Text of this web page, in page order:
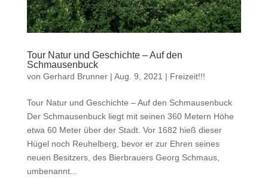
Tour Natur und Geschichte – Auf den
Schmausenbuck
von Gerhard Brunner| Aug. 9, 2021 | Freizeit!!!
Tour Natur und Geschichte – Auf den Schmausenbuck
Der Schmausenbuck liegt mit seinen 360 Metern Höhe
etwa 60 Meter über der Stadt. Vor 1682 hieß dieser
Hügel noch Reuhelberg, bevor er zur Ehren seines
neuen Besitzers, des Bierbrauers Georg Schmaus,
umbenannt...